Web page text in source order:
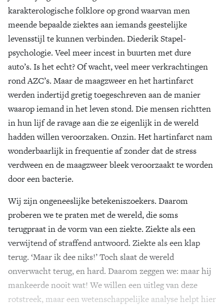
karakterologische folklore op grond waarvan men
meende bepaalde ziektes aan iemands geestelijke
levensstijl te kunnen verbinden. Diederik Stapel-
psychologie. Veel meer incest in buurten met dure
auto’s. Is het echt? Of wacht, veel meer verkrachtingen
rond AZC’s. Maar de maagzweer en het hartinfarct
werden indertijd gretig toegeschreven aan de manier
waarop iemand in het leven stond. Die mensen richtten
in hun lijf de ravage aan die ze eigenlijk in de wereld
hadden willen veroorzaken. Onzin. Het hartinfarct nam
wonderbaarlijk in frequentie af zonder dat de stress
verdween en de maagzweer bleek veroorzaakt te worden
door een bacterie.
Wij zijn ongeneeslijke betekeniszoekers. Daarom
proberen we te praten met de wereld, die soms
terugpraat in de vorm van een ziekte. Ziekte als een
verwijtend of straffend antwoord. Ziekte als een klap
terug. ‘Maar ik dee niks!’ Toch slaat de wereld
onverwacht terug, en hard. Daarom zeggen we: maar hij
mankeerde nooit wat! We willen een uitleg van deze
rotstreek, maar een wetenschappelijke analyse helpt hier